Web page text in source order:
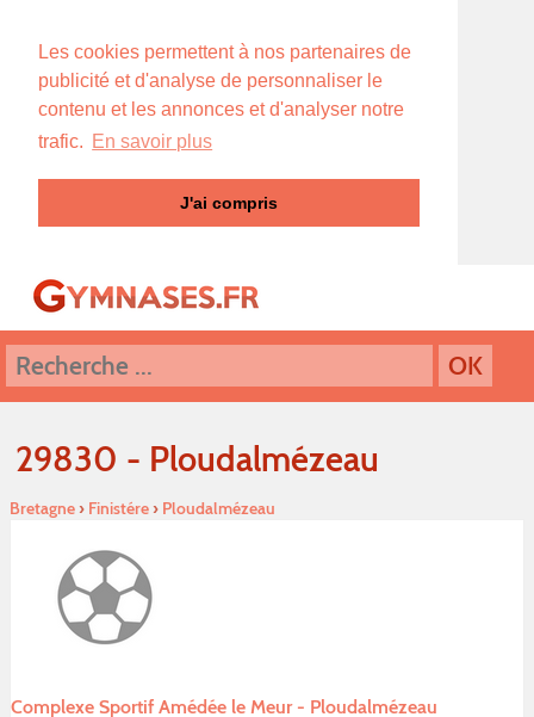
Les cookies permettent à nos partenaires de
publicité et d'analyse de personnaliser le
contenu et les annonces et d'analyser notre
trafic. En savoir plus
J'ai compris
29830 - Ploudalmézeau
Bretagne› Finistére› Ploudalmézeau
Complexe Sportif Amédée le Meur - Ploudalmézeau